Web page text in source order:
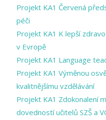
Projekt KA1 Červená
péči
Projekt KA1 K lepší
v Evropě
Projekt KA1 Language
Projekt KA1 Výměnou
kvalitnějšímu vzdělávání
Projekt KA1 Zdokonalení
dovedností učitelů SZŠ a